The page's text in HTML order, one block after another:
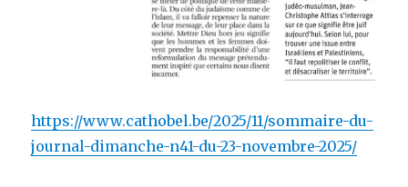
https://www.cathobel.be/2025/11/sommaire-du-
journal-dimanche-n41-du-23-novembre-2025/